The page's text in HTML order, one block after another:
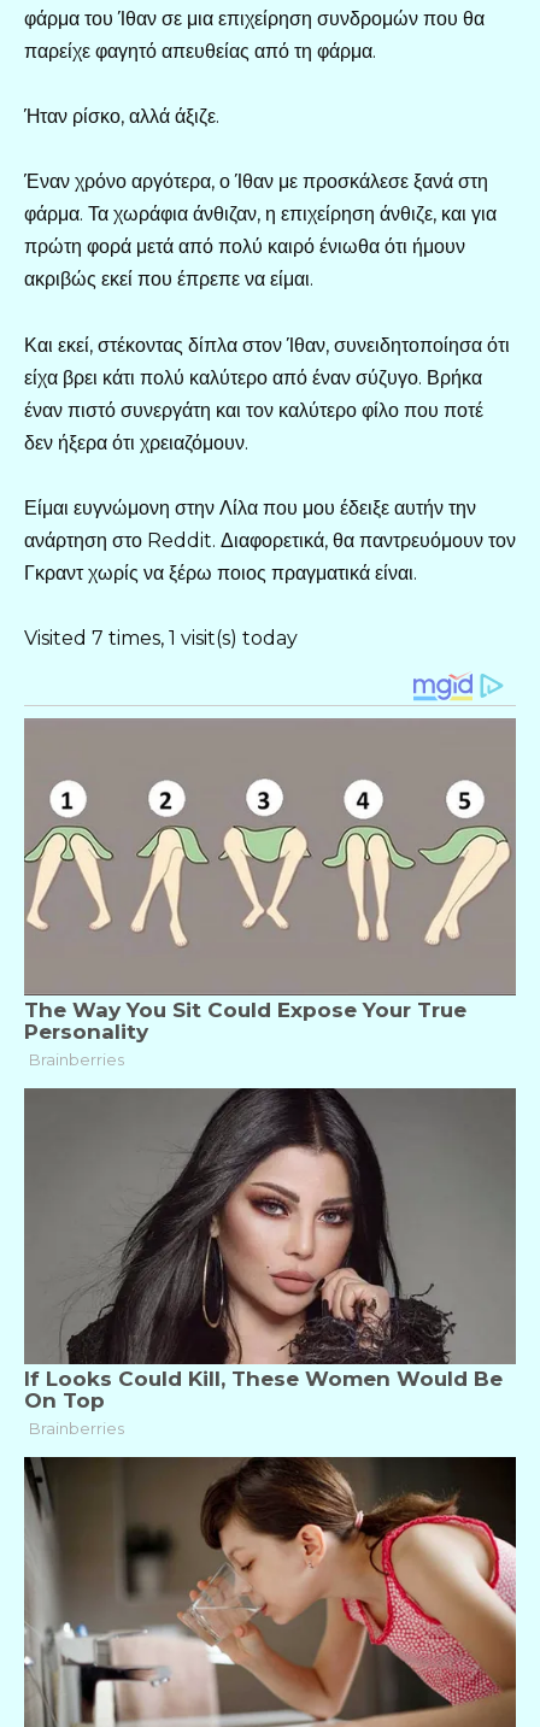
φάρμα του Ίθαν σε μια επιχείρηση συνδρομών που θα
παρείχε φαγητό απευθείας από τη φάρμα.
Ήταν ρίσκο, αλλά άξιζε.
Έναν χρόνο αργότερα, ο Ίθαν με προσκάλεσε ξανά στη
φάρμα. Τα χωράφια άνθιζαν, η επιχείρηση άνθιζε, και για
πρώτη φορά μετά από πολύ καιρό ένιωθα ότι ήμουν
ακριβώς εκεί που έπρεπε να είμαι.
Και εκεί, στέκοντας δίπλα στον Ίθαν, συνειδητοποίησα ότι
είχα βρει κάτι πολύ καλύτερο από έναν σύζυγο. Βρήκα
έναν πιστό συνεργάτη και τον καλύτερο φίλο που ποτέ
δεν ήξερα ότι χρειαζόμουν.
Είμαι ευγνώμονη στην Λίλα που μου έδειξε αυτήν την
ανάρτηση στο Reddit. Διαφορετικά, θα παντρευόμουν τον
Γκραντ χωρίς να ξέρω ποιος πραγματικά είναι.
Visited 7 times, 1 visit(s) today